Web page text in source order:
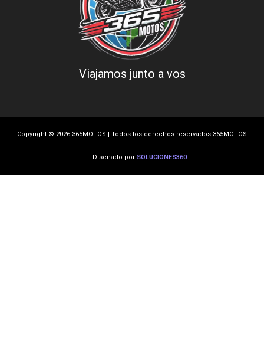
Viajamos junto a vos
Copyright © 2026 365MOTOS | Todos los derechos reservados 365MOTOS
Diseñado por SOLUCIONES360